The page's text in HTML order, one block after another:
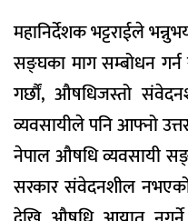
महानिर्देशक भट्टराईले
सङ्घका माग सम्बोधन
गर्छौं, औषधिजस्तो
व्यवसायीले पनि आफ्नो
नेपाल औषधि व्यवसायी
सरकार संवेदनशील